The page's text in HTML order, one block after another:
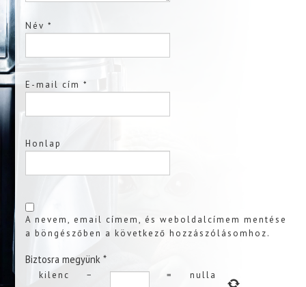
Név*
E-mail cím*
Honlap
A nevem, email címem, és weboldalcímem mentése
a böngészőben a következő hozzászólásomhoz.
Biztosra megyünk *
kilenc − = nulla